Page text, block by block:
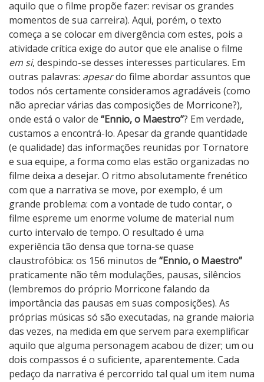
aquilo que o filme propõe fazer: revisar os grandes
momentos de sua carreira). Aqui, porém, o texto
começa a se colocar em divergência com estes, pois a
atividade crítica exige do autor que ele analise o filme
em si, despindo-se desses interesses particulares. Em
outras palavras: apesardo filme abordar assuntos que
todos nós certamente consideramos agradáveis (como
não apreciar várias das composições de Morricone?),
onde está o valor de “Ennio, o Maestro”? Em verdade,
custamos a encontrá-lo. Apesar da grande quantidade
(e qualidade) das informações reunidas por Tornatore
e sua equipe, a forma como elas estão organizadas no
filme deixa a desejar. O ritmo absolutamente frenético
com que a narrativa se move, por exemplo, é um
grande problema: com a vontade de tudo contar, o
filme espreme um enorme volume de material num
curto intervalo de tempo. O resultado é uma
experiência tão densa que torna-se quase
claustrofóbica: os 156 minutos de “Ennio, o Maestro”
praticamente não têm modulações, pausas, silêncios
(lembremos do próprio Morricone falando da
importância das pausas em suas composições). As
próprias músicas só são executadas, na grande maioria
das vezes, na medida em que servem para exemplificar
aquilo que alguma personagem acabou de dizer; um ou
dois compassos é o suficiente, aparentemente. Cada
pedaço da narrativa é percorrido tal qual um item numa